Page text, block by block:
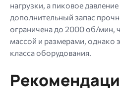
нагрузки, а пиковое
дополнительный запас
ограничена до 2000 об/мин,
массой и размерами, однако
класса оборудования.